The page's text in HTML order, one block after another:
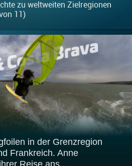
zu weltweiten Zielregionen
11)
in der Grenzregion
Frankreich. Anne
Reise ans...